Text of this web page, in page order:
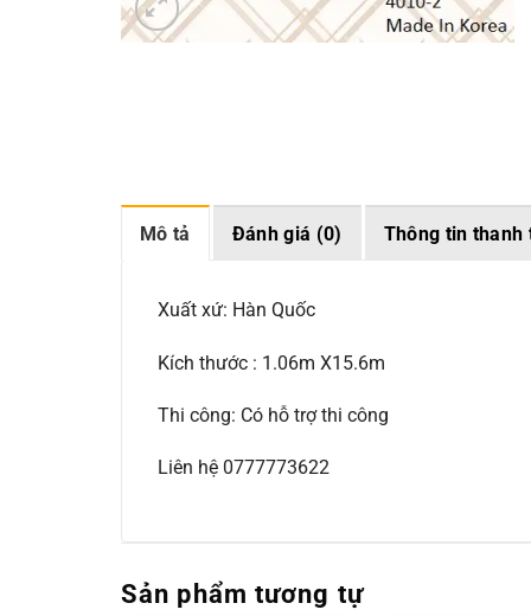
Mô tả Đánh giá (0) Thông tin thanh
Xuất xứ: Hàn Quốc
Kích thước : 1.06m X15.6m
Thi công: Có hỗ trợ thi công
Liên hệ 0777773622
Sản phẩm tương tự